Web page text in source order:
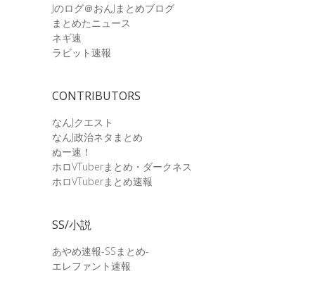
Jのログ＠おんJまとめブログ
まとめたニュース
ネギ速
ラビット速報
CONTRIBUTORS
なんJクエスト
なんJ政治ネタまとめ
ぬー速！
ホロVTuberまとめ・ダークネス
ホロVTuberまとめ速報
SS/小説
あやめ速報-SSまとめ-
エレファント速報